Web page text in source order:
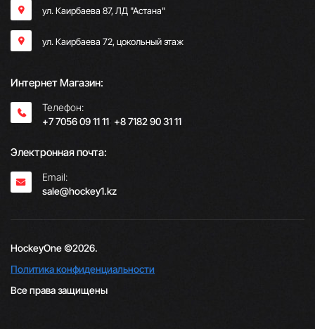
ул. Каирбаева 87, ЛД "Астана"
ул. Каирбаева 72, цокольный этаж
Интернет Магазин:
Телефон:
+7 7056 09 11 11; +8 7182 90 31 11
Электронная почта:
Email:
sale@hockey1.kz
HockeyOne ©2026.
Политика конфиденциальности
Все права защищены